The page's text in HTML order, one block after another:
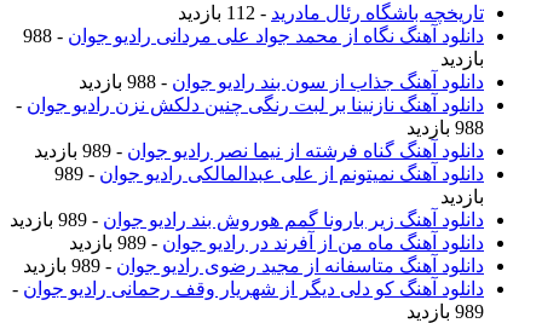
تاریخچه باشگاه رئال مادرید - 112 بازدید
دانلود آهنگ نگاه از محمد جواد علی مردانی رادیو جوان
- 988
بازدید
دانلود آهنگ جذاب از سون بند رادیو جوان - 988 بازدید
دانلود آهنگ نازنینا بر لبت رنگی چنین دلکش نزن رادیو جوان -
988 بازدید
دانلود آهنگ گناه فرشته از نیما نصر رادیو جوان - 989 بازدید
دانلود آهنگ نمیتونم از علی عبدالمالکی رادیو جوان
- 989
بازدید
دانلود آهنگ زیر بارونا گمم هوروش بند رادیو جوان - 989 بازدید
دانلود آهنگ ماه من از آفرند در رادیو جوان - 989 بازدید
دانلود آهنگ متاسفانه از مجید رضوی رادیو جوان - 989 بازدید
دانلود آهنگ کو دلی دیگر از شهریار وقف رحمانی رادیو جوان -
989 بازدید